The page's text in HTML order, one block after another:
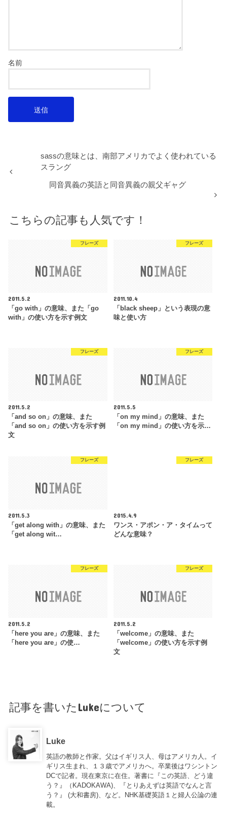
名前
sassの意味とは、南部アメリカでよく使われている
スラング
同音異義の英語と同音異義の親父ギャグ
こちらの記事も人気です！
フレーズ
2011.5.2
「go with」の意味、また「go
with」の使い方を示す例文
フレーズ
2011.10.4
「black sheep」という表現の意
味と使い方
フレーズ
2011.5.2
「and so on」の意味、また
「and so on」の使い方を示す例
文
フレーズ
2011.5.5
「on my mind」の意味、また
「on my mind」の使い方を示…
フレーズ
2011.5.3
「get along with」の意味、また
「get along wit…
フレーズ
2015.4.9
ワンス・アポン・ア・タイムって
どんな意味？
フレーズ
2011.5.2
「here you are」の意味、また
「here you are」の使…
フレーズ
2011.5.2
「welcome」の意味、また
「welcome」の使い方を示す例
文
記事を書いたLukeについて
Luke
英語の教師と作家。父はイギリス人、母はアメリカ人。イ
ギリス生まれ、１３歳でアメリカへ。卒業後はワシントン
DCで記者。現在東京に在住。著書に『この英語、どう違
う？』（KADOKAWA)、『とりあえずは英語でなんと言
う？』 (大和書房)、など。NHK基礎英語１と婦人公論の連
載。